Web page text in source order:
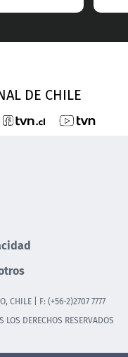
DE CHILE
CHILE | F: (+56-2)2707 7777
DERECHOS RESERVADOS